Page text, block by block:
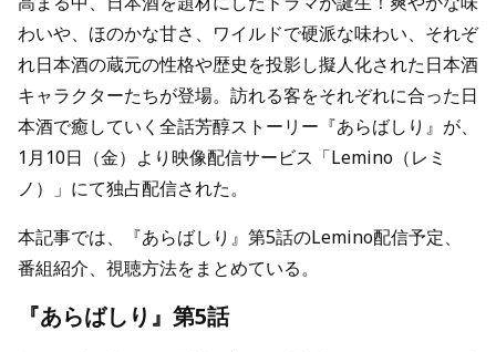
わいや、ほのかな甘さ、ワイルドで硬派な味わい、それぞ
れ日本酒の蔵元の性格や歴史を投影し擬人化された日本酒
キャラクターたちが登場。訪れる客をそれぞれに合った日
本酒で癒していく全話芳醇ストーリー『あらばしり』が、
1月10日（金）より映像配信サービス「Lemino（レミ
ノ）」にて独占配信された。
本記事では、『あらばしり』第5話のLemino配信予定、
番組紹介、視聴方法をまとめている。
『あらばしり』第5話